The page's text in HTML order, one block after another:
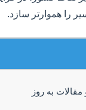
را هموارتر سازد.
به روز